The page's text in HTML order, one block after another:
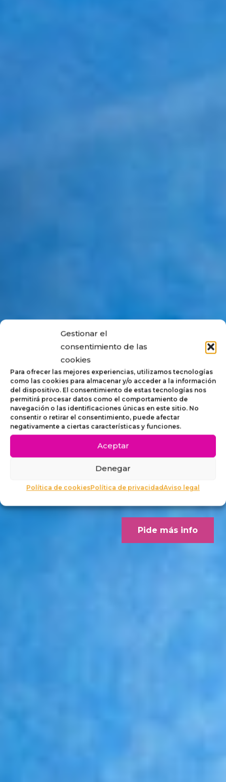
Gestionar el
consentimiento de las
cookies
Para ofrecer las mejores experiencias, utilizamos tecnologías
como las cookies para almacenar y/o acceder a la información
del dispositivo. El consentimiento de estas tecnologías nos
permitirá procesar datos como el comportamiento de
navegación o las identificaciones únicas en este sitio. No
consentir o retirar el consentimiento, puede afectar
negativamente a ciertas características y funciones.
Aceptar
Denegar
Política de cookiesPolítica de privacidadAviso legal
STRIP,
MOBILIARIO
ACCESIBLE
PARA
EXTERIORES
Pide más info